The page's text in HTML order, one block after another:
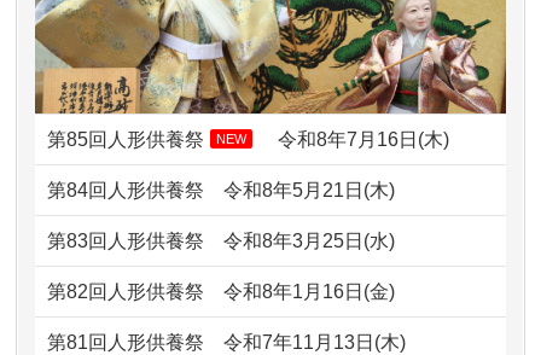
ました。 ...
2026/07/069年間自由が丘店を見守ってくれてあり
がとう。
2026/07/05しっかりとお人形たちの供養をしてい
ただけると...
2026/06/30 長年大事にしてきた雛人形です、供養
していただ...
2026/06/29ガラスケースのまま引き取ってくださ
2024/01/13お雛様のセットを供養・処分したいの
ですが、お雛様とお内裏様だ...
2024/01/13供養申込みの後、供養祭までお人形は
どうなってるのですか？
2024/01/13会社のようですが、きちんと供養して
第85回人形供養祭 NEW 令和8年7月16日(木)
第84回人形供養祭令和8年5月21日(木)
第83回人形供養祭令和8年3月25日(水)
第82回人形供養祭令和8年1月16日(金)
第81回人形供養祭令和7年11月13日(木)